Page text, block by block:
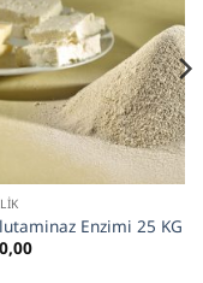
Enzimi 25 KG